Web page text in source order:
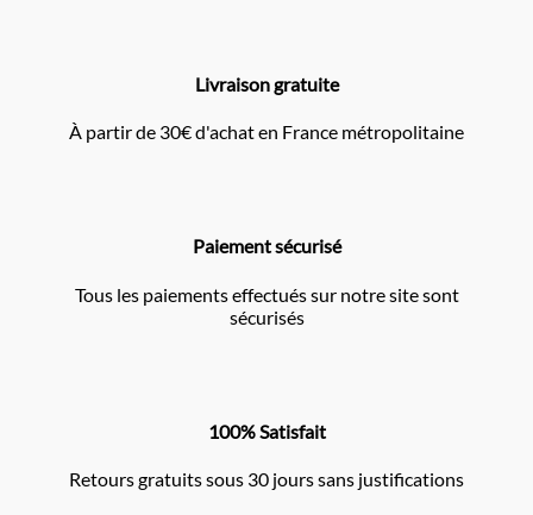
Livraison gratuite
À partir de 30€ d'achat en France métropolitaine
Paiement sécurisé
Tous les paiements effectués sur notre site sont
sécurisés
100% Satisfait
Retours gratuits sous 30 jours sans justifications